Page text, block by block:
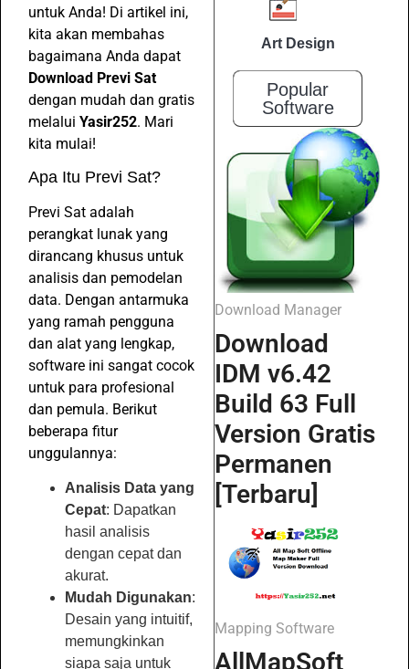
untuk Anda! Di artikel ini,
kita akan membahas
bagaimana Anda dapat
Download Previ Sat
dengan mudah dan gratis
melalui Yasir252. Mari
kita mulai!
Apa Itu Previ Sat?
Previ Sat adalah
perangkat lunak yang
dirancang khusus untuk
analisis dan pemodelan
data. Dengan antarmuka
yang ramah pengguna
dan alat yang lengkap,
software ini sangat cocok
untuk para profesional
dan pemula. Berikut
beberapa fitur
unggulannya:
Analisis Data yang
Cepat: Dapatkan
hasil analisis
dengan cepat dan
akurat.
Mudah Digunakan:
Desain yang intuitif,
memungkinkan
siapa saja untuk
Art Design
Popular
Software
Download Manager
Download
IDM v6.42
Build 63 Full
Version Gratis
Permanen
[Terbaru]
Mapping Software
AllMapSoft